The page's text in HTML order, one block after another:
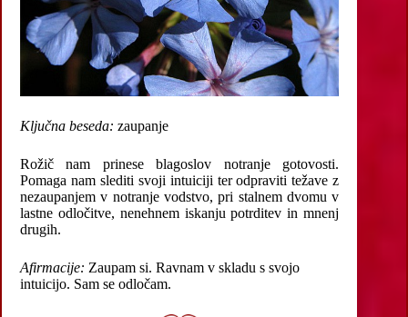
Ključna beseda: zaupanje
Rožič nam prinese blagoslov notranje gotovosti.
Pomaga nam slediti svoji intuiciji ter odpraviti težave z
nezaupanjem v notranje vodstvo, pri stalnem dvomu v
lastne odločitve, nenehnem iskanju potrditev in mnenj
drugih.
Afirmacije: Zaupam si. Ravnam v skladu s svojo
intuicijo. Sam se odločam.